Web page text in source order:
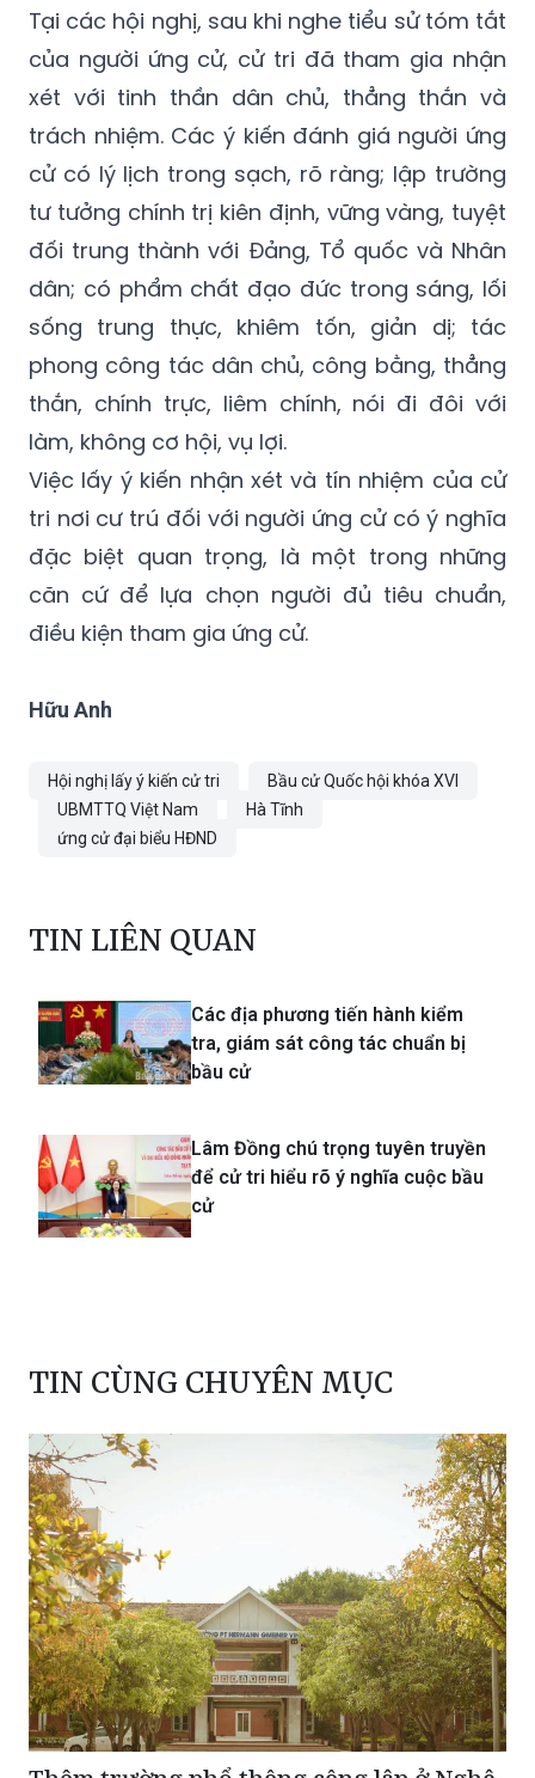
Tại các hội nghị, sau khi nghe tiểu sử tóm tắt
của người ứng cử, cử tri đã tham gia nhận
xét với tinh thần dân chủ, thẳng thắn và
trách nhiệm. Các ý kiến đánh giá người ứng
cử có lý lịch trong sạch, rõ ràng; lập trường
tư tưởng chính trị kiên định, vững vàng, tuyệt
đối trung thành với Đảng, Tổ quốc và Nhân
dân; có phẩm chất đạo đức trong sáng, lối
sống trung thực, khiêm tốn, giản dị; tác
phong công tác dân chủ, công bằng, thẳng
thắn, chính trực, liêm chính, nói đi đôi với
làm, không cơ hội, vụ lợi.
Việc lấy ý kiến nhận xét và tín nhiệm của cử
tri nơi cư trú đối với người ứng cử có ý nghĩa
đặc biệt quan trọng, là một trong những
căn cứ để lựa chọn người đủ tiêu chuẩn,
điều kiện tham gia ứng cử.
Hữu Anh
Hội nghị lấy ý kiến cử tri
Bầu cử Quốc hội khóa XVI
UBMTTQ Việt Nam
Hà Tĩnh
ứng cử đại biểu HĐND
TIN LIÊN QUAN
Các địa phương tiến hành kiểm
tra, giám sát công tác chuẩn bị
bầu cử
Lâm Đồng chú trọng tuyên truyền
để cử tri hiểu rõ ý nghĩa cuộc bầu
cử
TIN CÙNG CHUYÊN MỤC